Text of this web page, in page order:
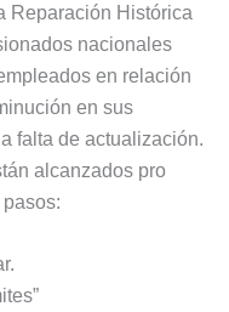
Reparación Histórica
nacionales
en relación
en sus
falta de actualización.
alcanzados pro